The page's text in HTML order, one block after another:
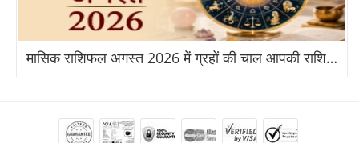
मासिक राशिफल अगस्त 2026 में ग्रहों की चाल आपकी राशि पर क्या असर डालेगी?